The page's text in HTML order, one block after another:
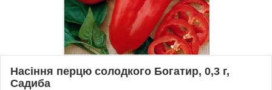
Насіння перцю солодкого Богатир, 0,3 г,
Садиба